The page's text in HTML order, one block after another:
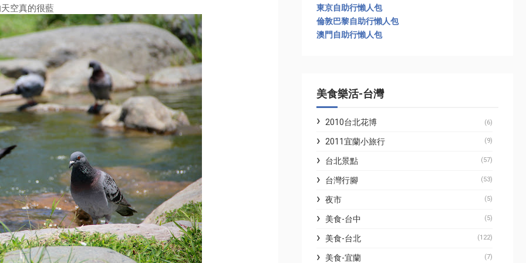
空真的很藍
東京自助行懶人包
倫敦巴黎自助行懶人包
澳門自助行懶人包
美食樂活-台灣
2010台北花博 (6)
2011宜蘭小旅行 (9)
台北景點 (57)
台灣行腳 (53)
夜市 (5)
美食-台中 (5)
美食-台北 (122)
美食-宜蘭 (7)